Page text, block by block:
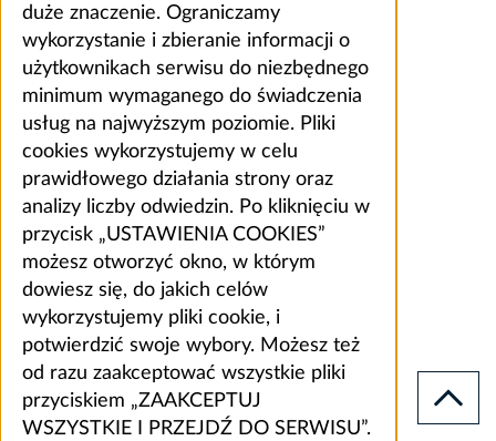
duże znaczenie. Ograniczamy
wykorzystanie i zbieranie informacji o
użytkownikach serwisu do niezbędnego
minimum wymaganego do świadczenia
usług na najwyższym poziomie. Pliki
cookies wykorzystujemy w celu
prawidłowego działania strony oraz
analizy liczby odwiedzin. Po kliknięciu w
przycisk „USTAWIENIA COOKIES”
możesz otworzyć okno, w którym
dowiesz się, do jakich celów
wykorzystujemy pliki cookie, i
potwierdzić swoje wybory. Możesz też
od razu zaakceptować wszystkie pliki
przyciskiem „ZAAKCEPTUJ
WSZYSTKIE I PRZEJDŹ DO SERWISU”.